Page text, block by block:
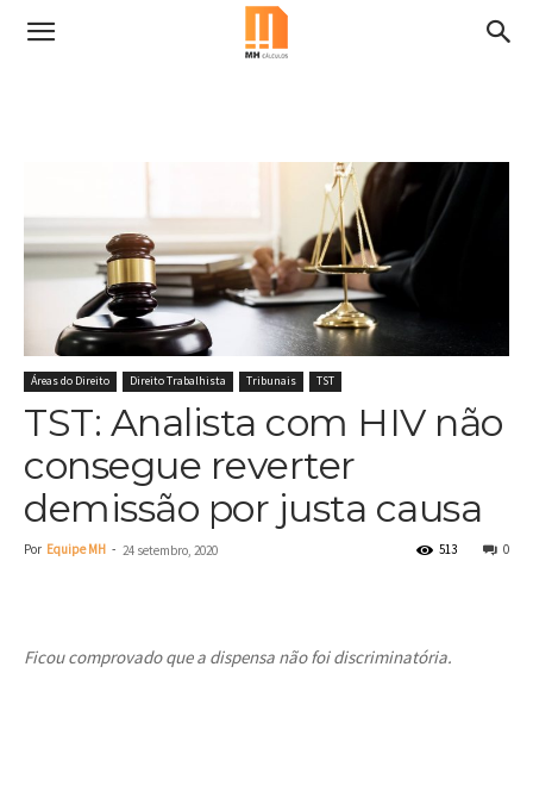
Áreas do Direito Direito Trabalhista Tribunais TST
TST: Analista com HIV não
consegue reverter
demissão por justa causa
Por Equipe MH - 24 setembro, 2020 0
513
Ficou comprovado que a dispensa não foi discriminatória.